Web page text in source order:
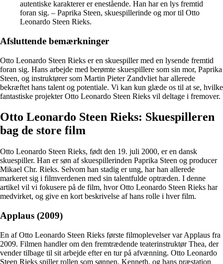
autentiske karakterer er enestående. Han har en lys fremtid
foran sig. – Paprika Steen, skuespillerinde og mor til Otto
Leonardo Steen Rieks.
Afsluttende bemærkninger
Otto Leonardo Steen Rieks er en skuespiller med en lysende fremtid
foran sig. Hans arbejde med berømte skuespillere som sin mor, Paprika
Steen, og instruktører som Martin Pieter Zandvliet har allerede
bekræftet hans talent og potentiale. Vi kan kun glæde os til at se, hvilke
fantastiske projekter Otto Leonardo Steen Rieks vil deltage i fremover.
Otto Leonardo Steen Rieks: Skuespilleren
bag de store film
Otto Leonardo Steen Rieks, født den 19. juli 2000, er en dansk
skuespiller. Han er søn af skuespillerinden Paprika Steen og producer
Mikael Chr. Rieks. Selvom han stadig er ung, har han allerede
markeret sig i filmverdenen med sin talentfulde optræden. I denne
artikel vil vi fokusere på de film, hvor Otto Leonardo Steen Rieks har
medvirket, og give en kort beskrivelse af hans rolle i hver film.
Applaus (2009)
En af Otto Leonardo Steen Rieks første filmoplevelser var Applaus fra
2009. Filmen handler om den fremtrædende teaterinstruktør Thea, der
vender tilbage til sit arbejde efter en tur på afvænning. Otto Leonardo
Steen Rieks spiller rollen som sønnen, Kenneth, og hans præstation